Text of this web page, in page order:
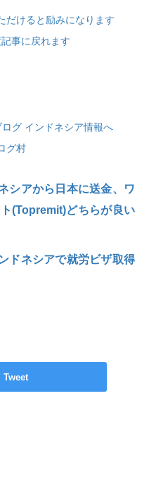
だけると励みになります
事に戻れます
グ村
シアから日本に送金、ワ
(Topremit)どちらが良い
ドネシアで就労ビザ取得
Tweet